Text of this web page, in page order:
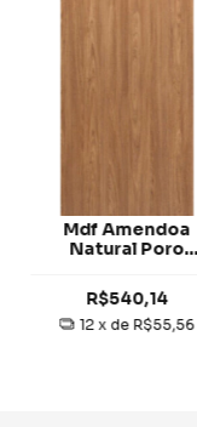
Mdf Amendoa
Natural Poro
2750 x 1850 mm 2
Faces Eucatex
R$540,14
12 x deR$55,56